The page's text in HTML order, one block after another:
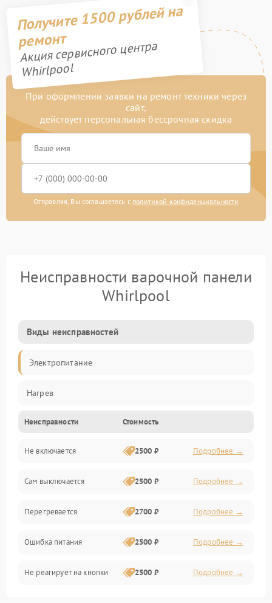
Получите 1500 рублей на
ремонт
Акция сервисного центра
Whirlpool
При оформлении заявки на ремонт техники через
сайт,
действует персональная бессрочная скидка
Отправляя, Вы соглашаетесь с политикой конфиденциальности
Неисправности варочной панели
Whirlpool
Виды неисправностей
Электропитание
Нагрев
Неисправности Стоимость
Не включается 2500 ₽ Подробнее →
Сам выключается 2500 ₽ Подробнее →
Перегревается 2700 ₽ Подробнее →
Ошибка питания 2500 ₽ Подробнее →
Не реагирует на кнопки 2500 ₽ Подробнее →